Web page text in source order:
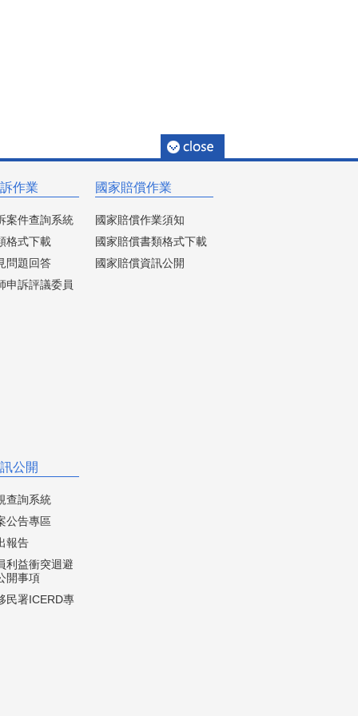
作業
案件查詢系統
格式下載
問題回答
申訴評議委員
國家賠償作業
國家賠償作業須知
國家賠償書類格式下載
國家賠償資訊公開
公開
查詢系統
公告專區
報告
利益衝突迴避
開事項
民署ICERD專